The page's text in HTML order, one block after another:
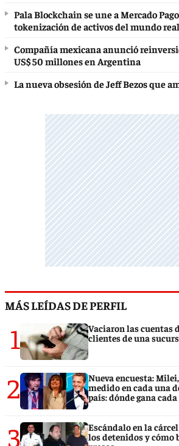
Pala Blockchain se une a Mercado
tokenización de activos del mundo real
Compañía mexicana anunció
US$ 50 millones en Argentina
La nueva obsesión de Jeff Bezos que
MÁS LEÍDAS DE PERFIL
1
Vaciaron las cuentas
clientes de una
2
Nueva encuesta:
medido en cada una
país: dónde gana
3
Escándalo en la
los detenidos y cómo